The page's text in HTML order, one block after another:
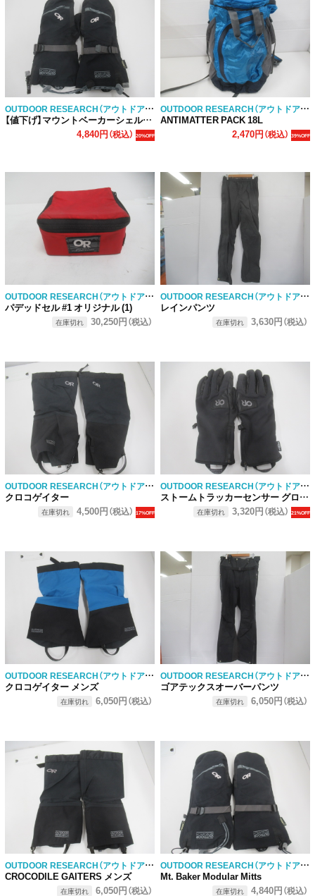
OUTDOOR RESEARCH（アウトドアリサーチ）
【値下げ】マウントベーカーシェルミット
4,840円（税込） 20%OFF
OUTDOOR RESEARCH（アウトドアリサーチ）
ANTIMATTER PACK 18L
2,470円（税込） 39%OFF
OUTDOOR RESEARCH（アウトドアリサーチ）
パデッドセル #1 オリジナル (1)
在庫切れ 30,250円（税込）
OUTDOOR RESEARCH（アウトドアリサーチ）
レインパンツ
在庫切れ 3,630円（税込）
OUTDOOR RESEARCH（アウトドアリサーチ）
クロコゲイター
在庫切れ 4,500円（税込） 17%OFF
OUTDOOR RESEARCH（アウトドアリサーチ）
ストームトラッカーセンサー グローブ
在庫切れ 3,320円（税込） 21%OFF
OUTDOOR RESEARCH（アウトドアリサーチ）
クロコゲイター メンズ
在庫切れ 6,050円（税込）
OUTDOOR RESEARCH（アウトドアリサーチ）
ゴアテックスオーバーパンツ
在庫切れ 6,050円（税込）
OUTDOOR RESEARCH（アウトドアリサーチ）
CROCODILE GAITERS メンズ
在庫切れ 6,050円（税込）
OUTDOOR RESEARCH（アウトドアリサーチ）
Mt. Baker Modular Mitts
在庫切れ 4,840円（税込）